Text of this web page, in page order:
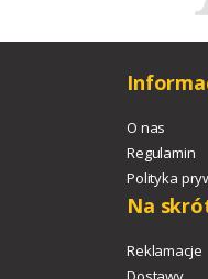
O nas
Regulamin
Polityka
Na
Reklamacje